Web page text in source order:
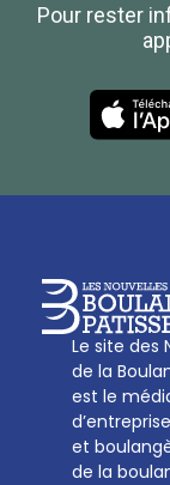
Pour rester
Le site des
de la
est le
et
de la
Boulanger de France
Les Nouvelles de
27, av d’Eylau -
01 53 70 16 25